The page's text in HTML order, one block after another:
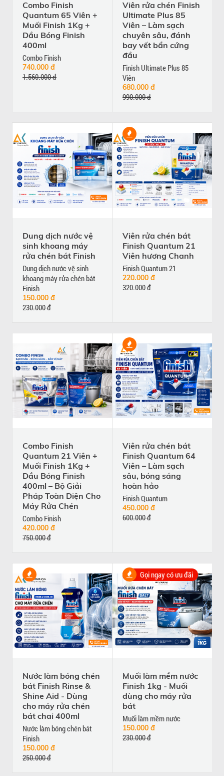
Combo Finish
Quantum 65 Viên +
Muối Finish 1Kg +
Dầu Bóng Finish
400ml
Combo Finish
740.000 đ
1.560.000 đ
Viên rửa chén Finish
Ultimate Plus 85
Viên – Làm sạch
chuyên sâu, đánh
bay vết bẩn cứng
đầu
Finish Ultimate Plus 85
Viên
680.000 đ
990.000 đ
Dung dịch nước vệ
sinh khoang máy
rửa chén bát Finish
Dung dịch nước vệ sinh
khoang máy rửa chén bát
Finish
150.000 đ
230.000 đ
Viên rửa chén bát
Finish Quantum 21
Viên hương Chanh
Finish Quantum 21
220.000 đ
320.000 đ
Combo Finish
Quantum 21 Viên +
Muối Finish 1Kg +
Dầu Bóng Finish
400ml – Bộ Giải
Pháp Toàn Diện Cho
Máy Rửa Chén
Combo Finish
420.000 đ
750.000 đ
Viên rửa chén bát
Finish Quantum 64
Viên – Làm sạch
sâu, bóng sáng
hoàn hảo
Finish Quantum
450.000 đ
600.000 đ
Nước làm bóng chén
bát Finish Rinse &
Shine Aid - Dùng
cho máy rửa chén
bát chai 400ml
Nước làm bóng chén bát
Finish
150.000 đ
250.000 đ
Gọi ngay có ưu đãi
Muối làm mềm nước
Finish 1kg - Muối
dùng cho máy rửa
bát
Muối làm mềm nước
150.000 đ
230.000 đ